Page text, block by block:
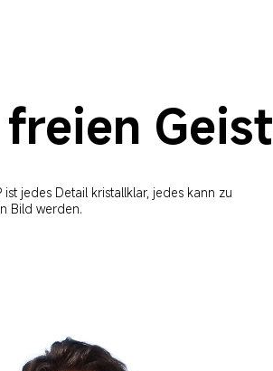
Geist
jedes Detail kristallklar, jedes kann zu
Bild werden.